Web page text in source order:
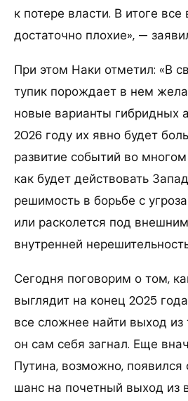
к потере власти. В итоге
достаточно плохие», —
При этом Наки отметил: «В
тупик порождает в нем
новые варианты гибридных
2026 году их явно будет
развитие событий во многом
как будет действовать
решимость в борьбе с
или расколется под
внутренней
Сегодня поговорим о том,
выглядит на конец 2025
все сложнее найти выход из
он сам себя загнал. Еще
Путина, возможно,
шанс на почетный выход из